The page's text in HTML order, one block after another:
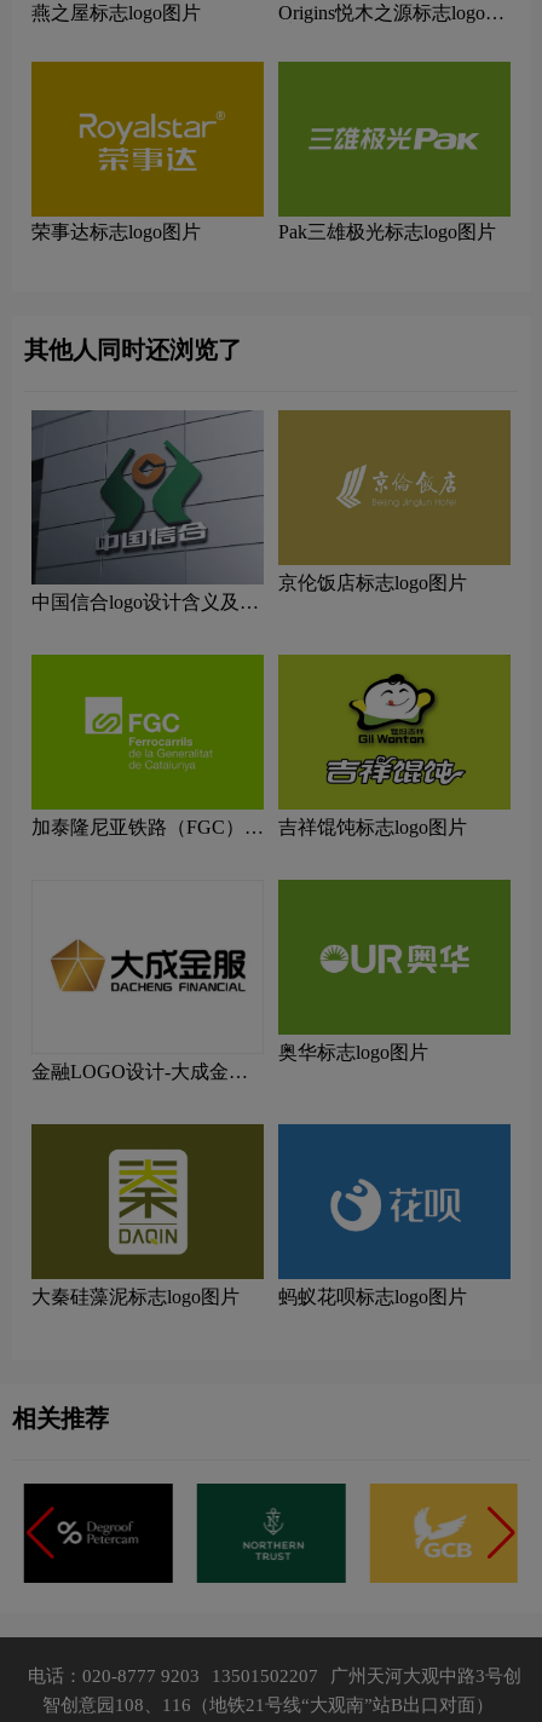
燕之屋标志logo图片
Origins悦木之源标志logo图
荣事达标志logo图片 Pak三雄极光标志logo图片
其他人同时还浏览了
中国信合logo设计含义及设
京伦饭店标志logo图片
加泰隆尼亚铁路（FGC）
吉祥馄饨标志logo图片
金融LOGO设计-大成金融
奥华标志logo图片
大秦硅藻泥标志logo图片 蚂蚁花呗标志logo图片
相关推荐
电话：020-8777 9203 13501502207
广州天河大观中路3号创
智创意园108、116（地铁21号线“大观南”站B出口对面）